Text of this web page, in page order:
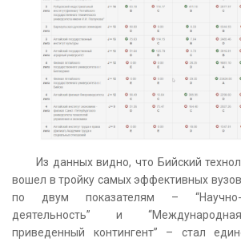
Из данных видно, что Бийский
вошел в тройку самых эффективных
по двум показателям – “Научно-
деятельность” и
приведенный контингент” – стал